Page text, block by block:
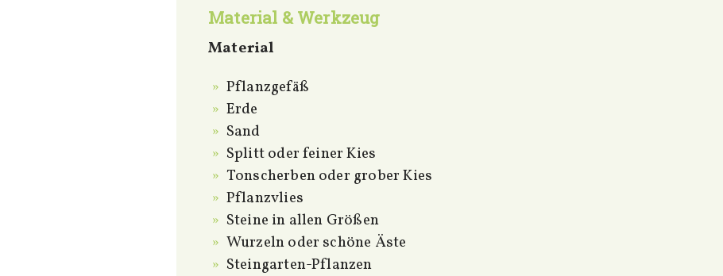
Material & Werkzeug
Material
Pflanzgefäß
Erde
Sand
Splitt oder feiner Kies
Tonscherben oder grober Kies
Pflanzvlies
Steine in allen Größen
Wurzeln oder schöne Äste
Steingarten-Pflanzen